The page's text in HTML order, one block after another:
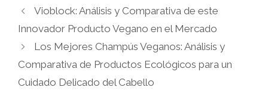
Vioblock: Análisis y Comparativa de este
Innovador Producto Vegano en el Mercado
Los Mejores Champús Veganos: Análisis y
Comparativa de Productos Ecológicos para un
Cuidado Delicado del Cabello